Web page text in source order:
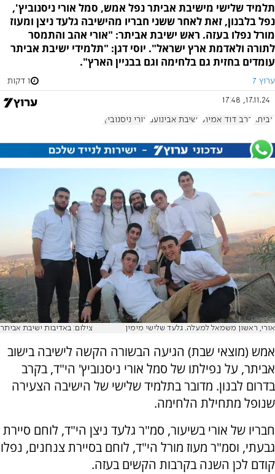
תלמיד שלישי מישיבת אביתר נפל אמש, סמל אורי ניסנוביץ',
נפל בלבנון, זאת לאחר ששני חבריו מהישיבה גלעד ניצן ומעוז
מורל נפלו בעזה. ראש ישיבת אביתר: "אורי אהב והתמסר
לתורה ולאדמת ארץ ישראל". יוסי דגן: "תלמידי ישיבת אביתר
עומדים בחזית גם בלחימה וגם בבניין הארץ".
ערוץ 7 1 דקות
17.11.24, 17:48
אביתר הרב דוד אמיתי ישיבת אבינועם אורי ניסנוביץ'
אורי, ראשון משמאל למעלה. גלעד שלישי מימין צילום: באדיבות ישיבת אביתר
אמש (מוצאי שבת) הגיעה הבשורה הקשה לישיבה בישוב
אביתר, על נפילתו של סמל אורי ניסנוביץ' הי"ד, בקרב
בדרום לבנון. מדובר בתלמיד שלישי של הישיבה הצעירה
שנופל מתחילת הלחימה.
חבריו של אורי בשיעור, סמ"ר גלעד ניצן הי"ד, לוחם סיירת
גבעתי, וסמ"ר מעוז מורל הי"ד, לוחם בסיירת צנחנים, נפלו
קודם לכן השנה בקרבות הקשים בעזה.